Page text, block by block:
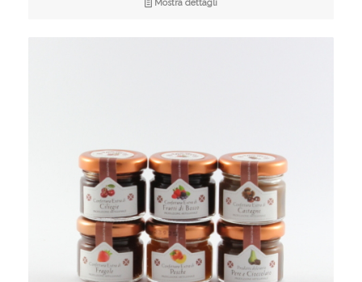
Mostra dettagli